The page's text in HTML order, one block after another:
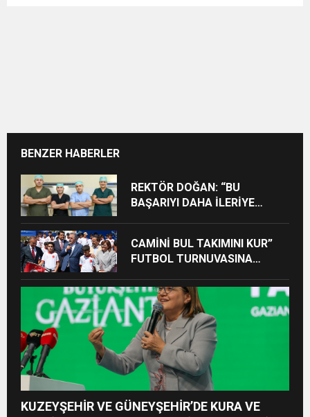
BENZER HABERLER
REKTÖR DOĞAN: “BU
BAŞARIYI DAHA İLERİYE
CAMİNİ BUL TAKIMINI KUR”
FUTBOL TURNUVASINA
BİSİKLET HEDİYE EDİLDİ
KUZEYŞEHİR VE GÜNEYŞEHİR’DE KURA VE